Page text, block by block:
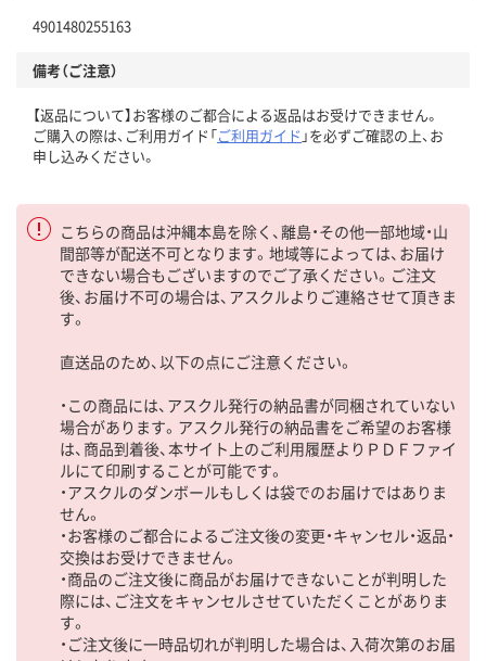
4901480255163
備考（ご注意）
【返品について】お客様のご都合による返品はお受けできません。
ご購入の際は、ご利用ガイド「ご利用ガイド 」を必ずご確認の上、お
申し込みください。
こちらの商品は沖縄本島を除く、離島・その他一部地域・山
間部等が配送不可となります。地域等によっては、お届け
できない場合もございますのでご了承ください。ご注文
後、お届け不可の場合は、アスクルよりご連絡させて頂きま
す。
直送品のため、以下の点にご注意ください。
・この商品には、アスクル発行の納品書が同梱されていない
場合があります。アスクル発行の納品書をご希望のお客様
は、商品到着後、本サイト上のご利用履歴よりＰＤＦファイ
ルにて印刷することが可能です。
・アスクルのダンボールもしくは袋でのお届けではありま
せん。
・お客様のご都合によるご注文後の変更・キャンセル・返品・
交換はお受けできません。
・商品のご注文後に商品がお届けできないことが判明した
際には、ご注文をキャンセルさせていただくことがありま
す。
・ご注文後に一時品切れが判明した場合は、入荷次第のお届